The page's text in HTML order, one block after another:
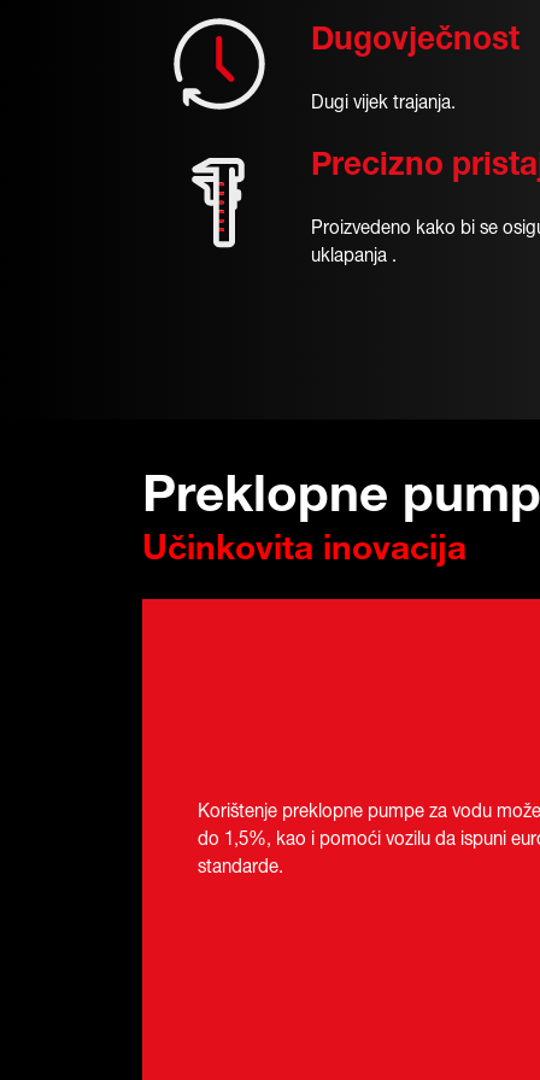
Dugovječnost
Dugi vijek trajanja.
Precizno
Proizvedeno kako bi se
uklapanja .
Preklopne
Učinkovita inovacija
Korištenje preklopne pumpe za vodu
do 1,5%, kao i pomoći vozilu da ispuni
standarde.